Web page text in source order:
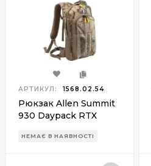
АРТИКУЛ: 1568.02.54
Рюкзак Allen Summit
930 Daypack RTX
НЕМАЄ В НАЯВНОСТІ